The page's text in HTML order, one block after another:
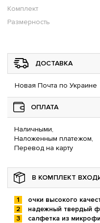
Комплект
Размерность
ДОСТАВКА
Новая Почта по Украине
ОПЛАТА
Наличными,
Наложенным платежом,
Перевод на карту
В КОМПЛЕКТ
очки высокого
надежный твердый
салфетка из